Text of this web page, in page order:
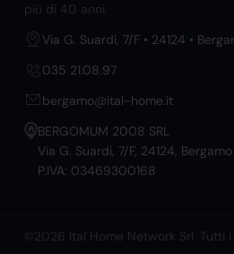
più di 40 anni.
Via G. Suardi, 7/F • 24124 •
035 21.08.97
bergamo@ital-home.it
BERGOMUM 2008 SRL
Via G. Suardi, 7/F, 24124,
P.IVA: 03469300168
©2026 Ital Home Network Srl. Tutti i